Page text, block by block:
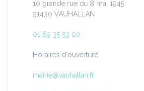
10 grande rue du 8 mai 1945
91430 VAUHALLAN
01 69 35 53 00
Horaires d'ouverture
mairie@vauhallan.fr